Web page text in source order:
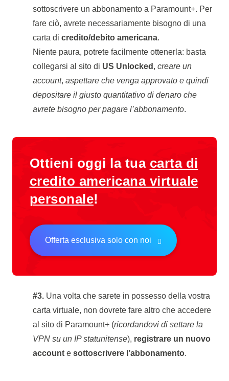
sottoscrivere un abbonamento a Paramount+. Per
fare ciò, avrete necessariamente bisogno di una
carta di credito/debito americana.
Niente paura, potrete facilmente ottenerla: basta
collegarsi al sito di US Unlocked , creare un
account, aspettare che venga approvato e quindi
depositare il giusto quantitativo di denaro che
avrete bisogno per pagare l’abbonamento.
Ottieni oggi la tua carta di
credito americana virtuale
personale!
Offerta esclusiva solo con noi
#3.Una volta che sarete in possesso della vostra
carta virtuale, non dovrete fare altro che accedere
al sito di Paramount+ (ricordandovi di settare la
VPN su un IP statunitense), registrare un nuovo
accounte sottoscrivere l’abbonamento.